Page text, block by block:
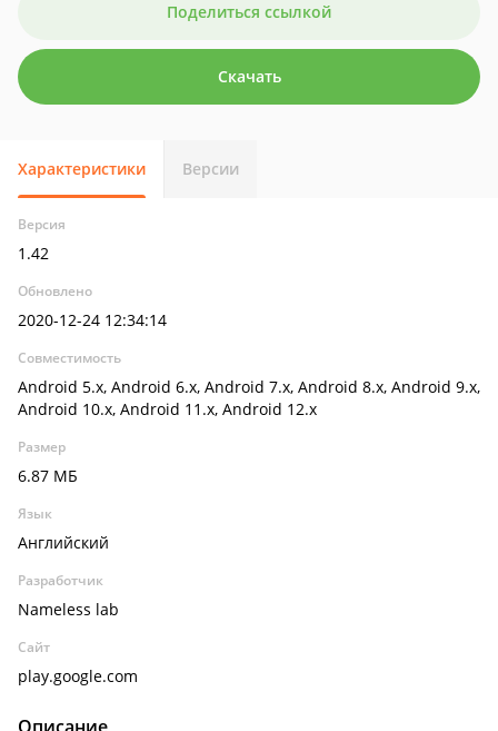
Поделиться ссылкой
Скачать
Характеристики Версии
Версия
1.42
Обновлено
2020-12-24 12:34:14
Совместимость
Android 5.x, Android 6.x, Android 7.x, Android 8.x, Android 9.x,
Android 10.x, Android 11.x, Android 12.x
Размер
6.87 МБ
Язык
Английский
Разработчик
Nameless lab
Сайт
play.google.com